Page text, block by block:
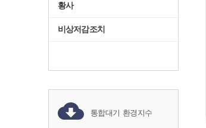
황사
비상저감조치
통합대기 환경지수